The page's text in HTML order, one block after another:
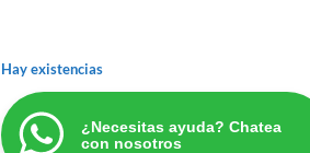
Hay existencias
¿Necesitas ayuda? Chatea
con nosotros